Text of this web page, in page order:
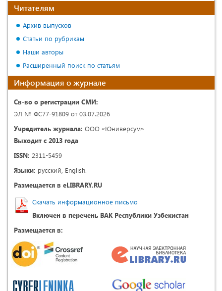
Читателям
Архив выпусков
Статьи по рубрикам
Наши авторы
Расширенный поиск по статьям
Информация о журнале
Св-во о регистрации СМИ:
ЭЛ № ФС77-91809 от 03.07.2026
Учредитель журнала: ООО «Юниверсум»
Выходит с 2013 года
ISSN: 2311-5459
Языки: русский, English.
Размещается в eLIBRARY.RU
Скачать информационное письмо
Включен в перечень ВАК Республики Узбекистан
Размещается в: